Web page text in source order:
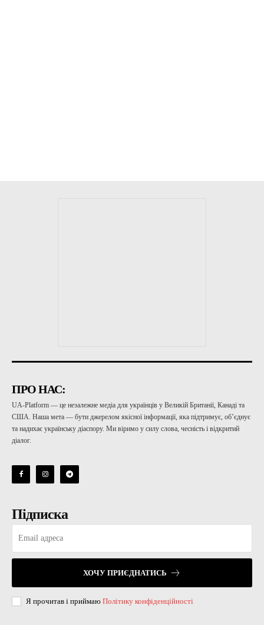
ПРО НАС:
UA-Platform — це незалежне медіа для українців у Великій Британії, Канаді та
США. Наша мета — бути джерелом якісної інформації, яка підтримує, об’єднує
та надихає українську діаспору. Ми віримо у силу слова, чесність і відкритий
діалог.
Підписка
ХОЧУ ПРИЄДНАТИСЬ
Я прочитав і приймаю Політику конфіденційності